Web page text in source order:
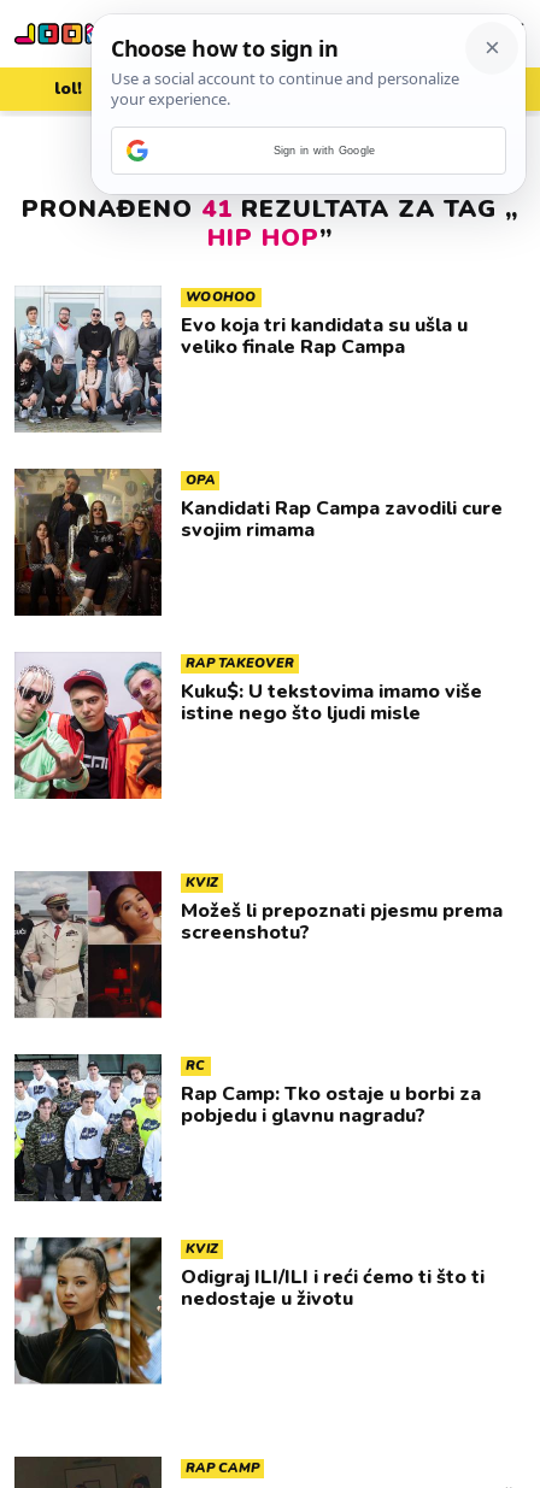
lol! aww vrh! woot?!
PRONAĐENO 41 REZULTATA ZA TAG „
HIP HOP”
WOOHOO
Evo koja tri kandidata su ušla u
veliko finale Rap Campa
OPA
Kandidati Rap Campa zavodili cure
svojim rimama
RAP TAKEOVER
Kuku$: U tekstovima imamo više
istine nego što ljudi misle
KVIZ
Možeš li prepoznati pjesmu prema
screenshotu?
RC
Rap Camp: Tko ostaje u borbi za
pobjedu i glavnu nagradu?
KVIZ
Odigraj ILI/ILI i reći ćemo ti što ti
nedostaje u životu
RAP CAMP
Sign in with Google